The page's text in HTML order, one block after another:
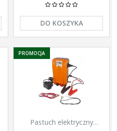
DO KOSZYKA
Pastuch elektryczny
PROMOCJA